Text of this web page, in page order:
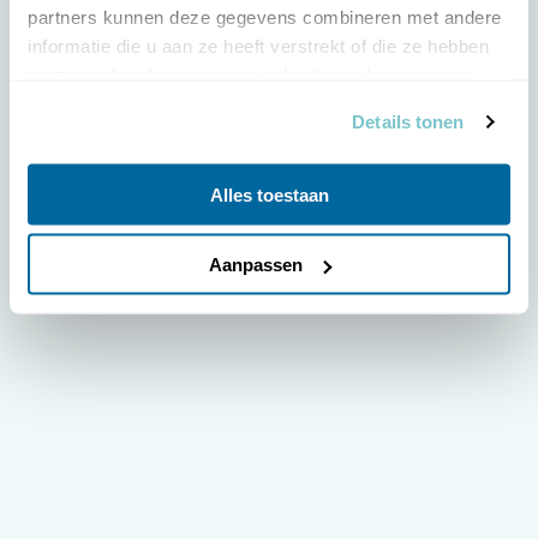
partners kunnen deze gegevens combineren met andere
informatie die u aan ze heeft verstrekt of die ze hebben
Details tonen
Alles toestaan
Aanpassen